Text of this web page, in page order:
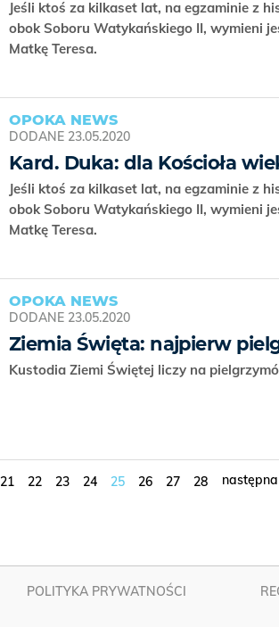
Jeśli ktoś za kilkaset lat, na egzaminie z
obok Soboru Watykańskiego II, wymieni
Matkę Teresa.
OPOKA NEWS
DODANE 23.05.2020
Kard. Duka: dla Kościoła
Jeśli ktoś za kilkaset lat, na egzaminie z
obok Soboru Watykańskiego II, wymieni
Matkę Teresa.
OPOKA NEWS
DODANE 23.05.2020
Ziemia Święta: najpierw
Kustodia Ziemi Świętej liczy na
21 22 23 24 25 26 27 28
POLITYKA PRYWATNOŚCI